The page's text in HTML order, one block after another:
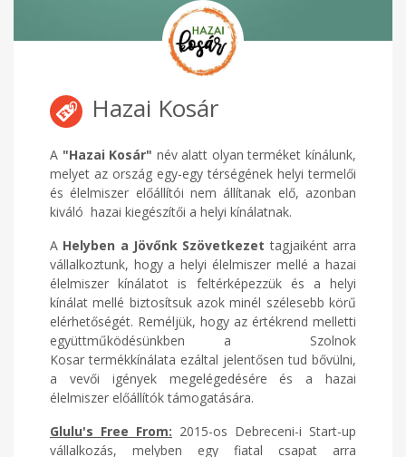
Hazai Kosár
A "Hazai Kosár" név alatt olyan terméket kínálunk,
melyet az ország egy-egy térségének helyi termelői
és élelmiszer előállítói nem állítanak elő, azonban
kiváló hazai kiegészítői a helyi kínálatnak.
A Helyben a Jövőnk Szövetkezet tagjaiként arra
vállalkoztunk, hogy a helyi élelmiszer mellé a hazai
élelmiszer kínálatot is feltérképezzük és a helyi
kínálat mellé biztosítsuk azok minél szélesebb körű
elérhetőségét. Reméljük, hogy az értékrend melletti
együttműködésünkben a Szolnok
Kosar termékkínálata ezáltal jelentősen tud bővülni,
a vevői igények megelégedésére és a hazai
élelmiszer előállítók támogatására.
Glulu's Free From: 2015-os Debreceni-i Start-up
vállalkozás, melyben egy fiatal csapat arra